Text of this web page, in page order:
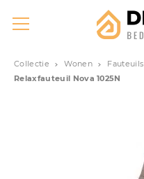
Collectie Wonen Fauteuils
Relaxfauteuil Nova 1025N